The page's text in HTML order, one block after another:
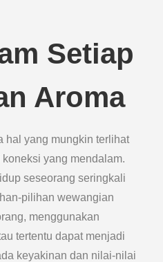
Setiap
Aroma
hal yang mungkin terlihat
yang mendalam.
seseorang seringkali
pilihan wewangian
menggunakan
tertentu dapat menjadi
keyakinan dan nilai-nilai